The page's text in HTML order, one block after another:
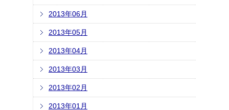
2013年06月
2013年05月
2013年04月
2013年03月
2013年02月
2013年01月